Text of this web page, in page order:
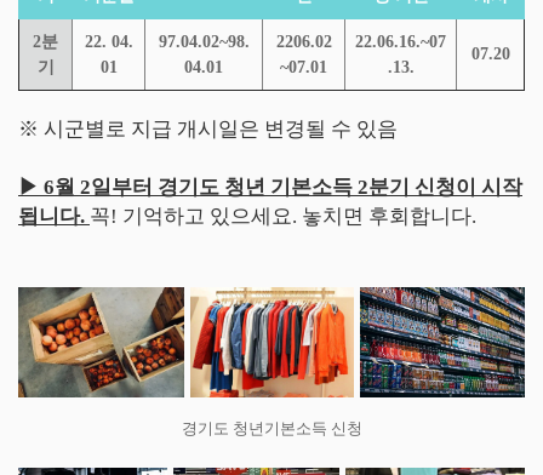
2분
기
22. 04.
01
97.04.02~98.
04.01
2206.02
~07.01
22.06.16.~07
.13.
07.20
※ 시군별로 지급 개시일은 변경될 수 있음
▶ 6월 2일부터 경기도 청년 기본소득 2분기 신청이 시작
됩니다. 꼭! 기억하고 있으세요. 놓치면 후회합니다.
경기도 청년기본소득 신청